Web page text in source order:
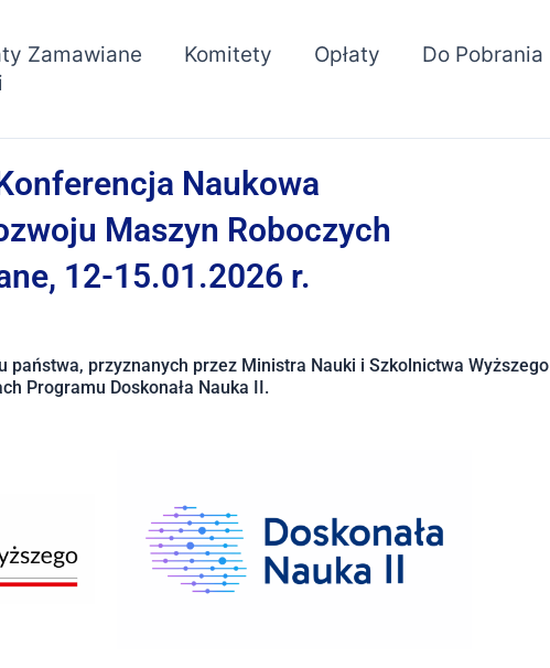
Zamawiane Komitety Opłaty
Do Pobrania
Naukowa
Maszyn Roboczych
12-15.01.2026 r.
państwa, przyznanych przez Ministra Nauki i Szkolnictwa Wyższego
Programu Doskonała Nauka II.